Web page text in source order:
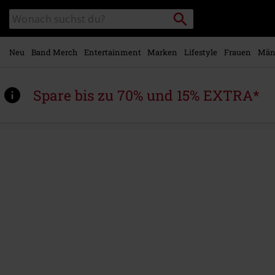
Hauptinhalt
springen
Katalog
durchsuchen
Packstation
suchen
Neu Band Merch Entertainment Marken Lifestyle Frauen
Spare bis zu 70% und 15% EXTRA*